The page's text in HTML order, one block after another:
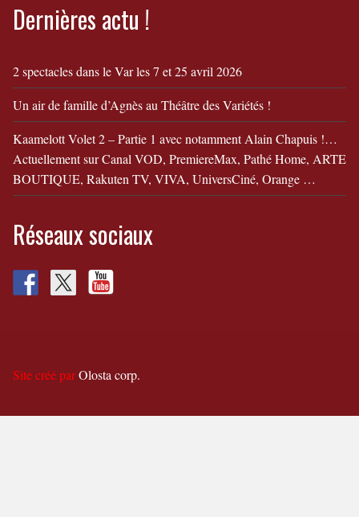
Dernières actu !
2 spectacles dans le Var les 7 et 25 avril 2026
Un air de famille d’Agnès au Théâtre des Variétés !
Kaamelott Volet 2 – Partie 1 avec notamment Alain Chapuis !…
Actuellement sur Canal VOD, PremiereMax, Pathé Home, ARTE
BOUTIQUE, Rakuten TV, VIVA, UniversCiné, Orange …
Réseaux sociaux
Site créé parOlosta corp.